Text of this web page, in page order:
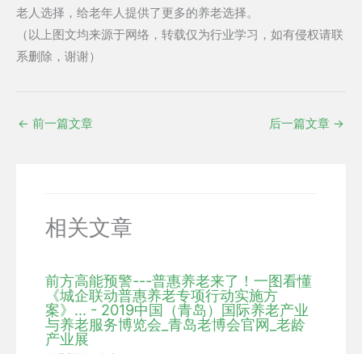
老人选择，给老年人提供了更多的养老选择。
（以上图文均来源于网络，转载仅为行业学习，如有侵权请联
系删除，谢谢）
← 前一篇文章 后一篇文章 →
相关文章
前方高能预警---普惠养老来了！一图看懂
《城企联动普惠养老专项行动实施方
案》... - 2019中国（青岛）国际养老产业
与养老服务博览会_青岛老博会官网_老龄
产业展